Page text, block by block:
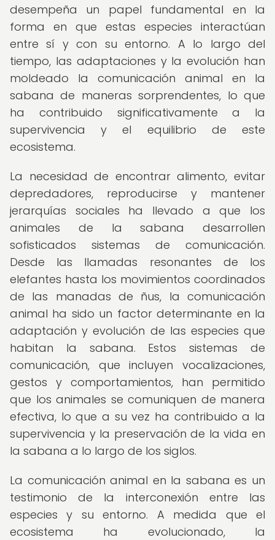
desempeña un papel fundamental en la
forma en que estas especies interactúan
entre sí y con su entorno. A lo largo del
tiempo, las adaptaciones y la evolución han
moldeado la comunicación animal en la
sabana de maneras sorprendentes, lo que
ha contribuido significativamente a la
supervivencia y el equilibrio de este
ecosistema.
La necesidad de encontrar alimento, evitar
depredadores, reproducirse y mantener
jerarquías sociales ha llevado a que los
animales de la sabana desarrollen
sofisticados sistemas de comunicación.
Desde las llamadas resonantes de los
elefantes hasta los movimientos coordinados
de las manadas de ñus, la comunicación
animal ha sido un factor determinante en la
adaptación y evolución de las especies que
habitan la sabana. Estos sistemas de
comunicación, que incluyen vocalizaciones,
gestos y comportamientos, han permitido
que los animales se comuniquen de manera
efectiva, lo que a su vez ha contribuido a la
supervivencia y la preservación de la vida en
la sabana a lo largo de los siglos.
La comunicación animal en la sabana es un
testimonio de la interconexión entre las
especies y su entorno. A medida que el
ecosistema ha evolucionado, la